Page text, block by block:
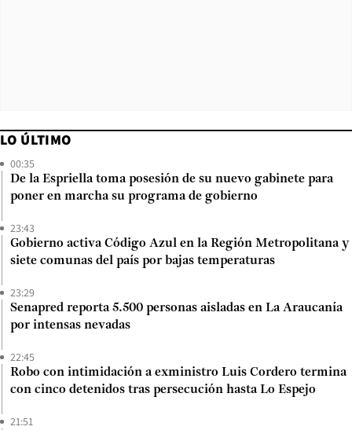
LO ÚLTIMO
00:35
De la Espriella toma posesión de su nuevo gabinete para
poner en marcha su programa de gobierno
23:43
Gobierno activa Código Azul en la Región Metropolitana y
siete comunas del país por bajas temperaturas
23:29
Senapred reporta 5.500 personas aisladas en La Araucanía
por intensas nevadas
22:45
Robo con intimidación a exministro Luis Cordero termina
con cinco detenidos tras persecución hasta Lo Espejo
21:51